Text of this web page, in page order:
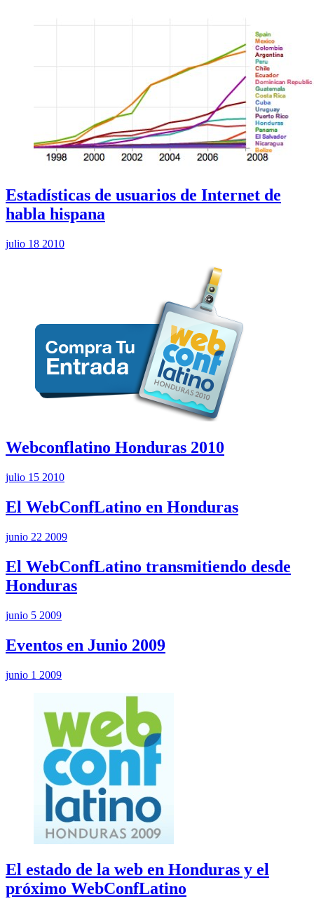
Estadísticas de usuarios de Internet de
habla hispana
julio 18 2010
Webconflatino Honduras 2010
julio 15 2010
El WebConfLatino en Honduras
junio 22 2009
El WebConfLatino transmitiendo desde
Honduras
junio 5 2009
Eventos en Junio 2009
junio 1 2009
El estado de la web en Honduras y el
próximo WebConfLatino